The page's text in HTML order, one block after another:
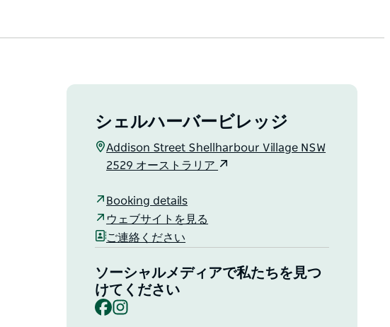
シェルハーバービレッジ
Addison Street Shellharbour Village NSW
2529 オーストラリア
Booking details
ウェブサイトを見る
ご連絡ください
ソーシャルメディアで私たちを見つ
けてください
Facebook